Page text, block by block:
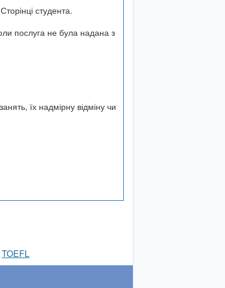
студента.
послуга не була надана з
їх надмірну відміну чи
TOEFL